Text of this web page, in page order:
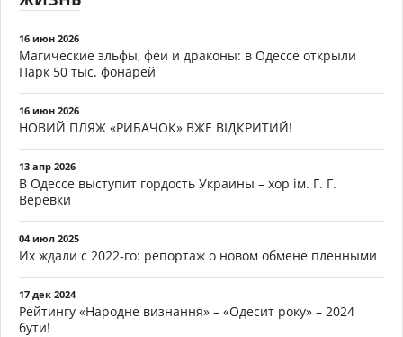
16 июн 2026
Магические эльфы, феи и драконы: в Одессе открыли
Парк 50 тыс. фонарей
16 июн 2026
НОВИЙ ПЛЯЖ «РИБАЧОК» ВЖЕ ВІДКРИТИЙ!
13 апр 2026
В Одессе выступит гордость Украины – хор ім. Г. Г.
Верёвки
04 июл 2025
Их ждали с 2022-го: репортаж о новом обмене пленными
17 дек 2024
Рейтингу «Народне визнання» – «Одесит року» – 2024
бути!